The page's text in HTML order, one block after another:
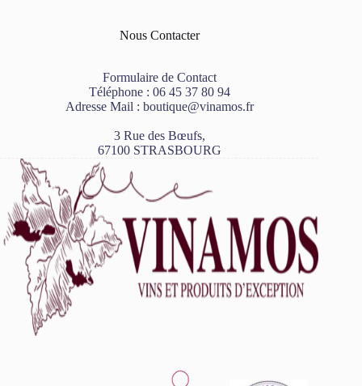
Nous Contacter
Formulaire de Contact
Téléphone : 06 45 37 80 94
Adresse Mail : boutique@vinamos.fr
3 Rue des Bœufs,
67100 STRASBOURG